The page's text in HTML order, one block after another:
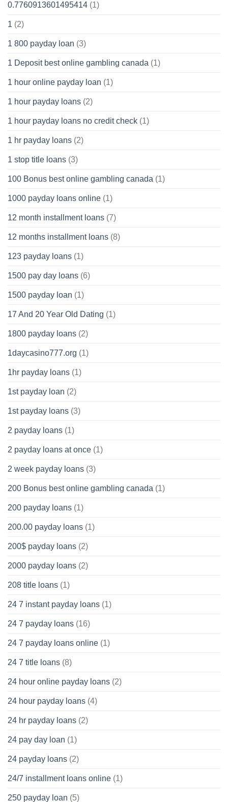
0.7760913601495414 (1)
1 (2)
1 800 payday loan (3)
1 Deposit best online gambling canada (1)
1 hour online payday loan (1)
1 hour payday loans (2)
1 hour payday loans no credit check (1)
1 hr payday loans (2)
1 stop title loans (3)
100 Bonus best online gambling canada (1)
1000 payday loans online (1)
12 month installment loans (7)
12 months installment loans (8)
123 payday loans (1)
1500 pay day loans (6)
1500 payday loan (1)
17 And 20 Year Old Dating (1)
1800 payday loans (2)
1daycasino777.org (1)
1hr payday loans (1)
1st payday loan (2)
1st payday loans (3)
2 payday loans (1)
2 payday loans at once (1)
2 week payday loans (3)
200 Bonus best online gambling canada (1)
200 payday loans (1)
200.00 payday loans (1)
200$ payday loans (2)
2000 payday loans (2)
208 title loans (1)
24 7 instant payday loans (1)
24 7 payday loans (16)
24 7 payday loans online (1)
24 7 title loans (8)
24 hour online payday loans (2)
24 hour payday loans (4)
24 hr payday loans (2)
24 pay day loan (1)
24 payday loans (2)
24/7 installment loans online (1)
250 payday loan (5)